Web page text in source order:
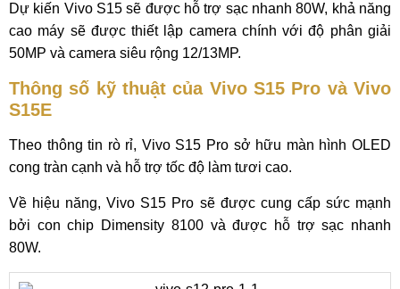
Dự kiến Vivo S15 sẽ được hỗ trợ sạc nhanh 80W, khả năng
cao máy sẽ được thiết lập camera chính với độ phân giải
50MP và camera siêu rộng 12/13MP.
Thông số kỹ thuật của Vivo S15 Pro và Vivo
S15E
Theo thông tin rò rỉ, Vivo S15 Pro sở hữu màn hình OLED
cong tràn cạnh và hỗ trợ tốc độ làm tươi cao.
Về hiệu năng, Vivo S15 Pro sẽ được cung cấp sức mạnh
bởi con chip Dimensity 8100 và được hỗ trợ sạc nhanh
80W.